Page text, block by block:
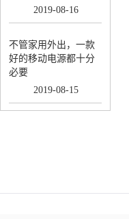
2019-08-16
不管家用外出，一款
好的移动电源都十分
必要
2019-08-15